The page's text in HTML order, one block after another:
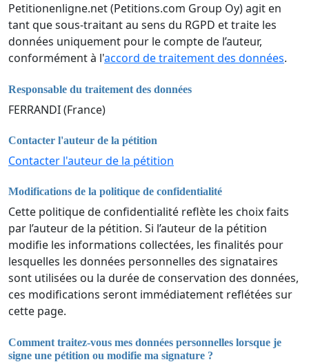
Petitionenligne.net (Petitions.com Group Oy) agit en
tant que sous-traitant au sens du RGPD et traite les
données uniquement pour le compte de l’auteur,
conformément à l'accord de traitement des données.
Responsable du traitement des données
FERRANDI (France)
Contacter l'auteur de la pétition
Contacter l'auteur de la pétition
Modifications de la politique de confidentialité
Cette politique de confidentialité reflète les choix faits
par l’auteur de la pétition. Si l’auteur de la pétition
modifie les informations collectées, les finalités pour
lesquelles les données personnelles des signataires
sont utilisées ou la durée de conservation des données,
ces modifications seront immédiatement reflétées sur
cette page.
Comment traitez-vous mes données personnelles lorsque je
signe une pétition ou modifie ma signature ?